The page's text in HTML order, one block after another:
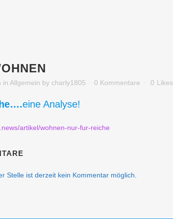
in Allgemein by charly1805 0 Kommentare 0 Likes
eine Analyse!
artikel/wohnen-nur-fur-reiche
Stelle ist derzeit kein Kommentar möglich.